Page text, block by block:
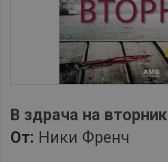
В здрача на вторник
От: Ники Френч